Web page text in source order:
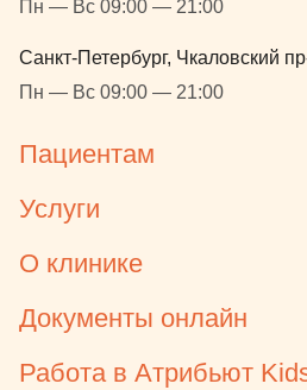
Пн — Вс 09:00 — 21:00
Санкт-Петербург, Чкаловский
Пн — Вс 09:00 — 21:00
Пациентам
Услуги
О клинике
Документы онлайн
Работа в Атрибьют